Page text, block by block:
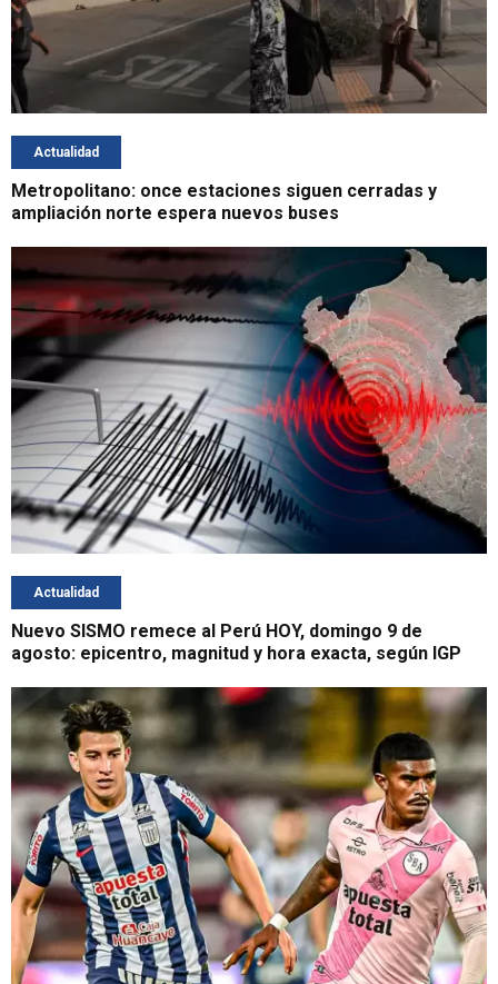
Actualidad
Metropolitano: once estaciones siguen cerradas y
ampliación norte espera nuevos buses
Actualidad
Nuevo SISMO remece al Perú HOY, domingo 9 de
agosto: epicentro, magnitud y hora exacta, según IGP